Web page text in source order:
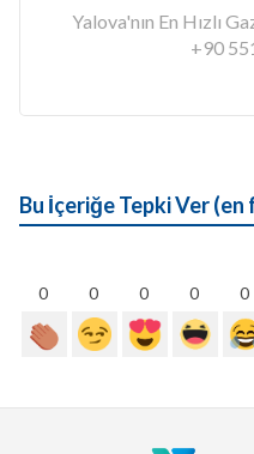
Yalova'nın En Hızlı
+90
Bu İçeriğe Tepki Ver
0 0 0 0 0